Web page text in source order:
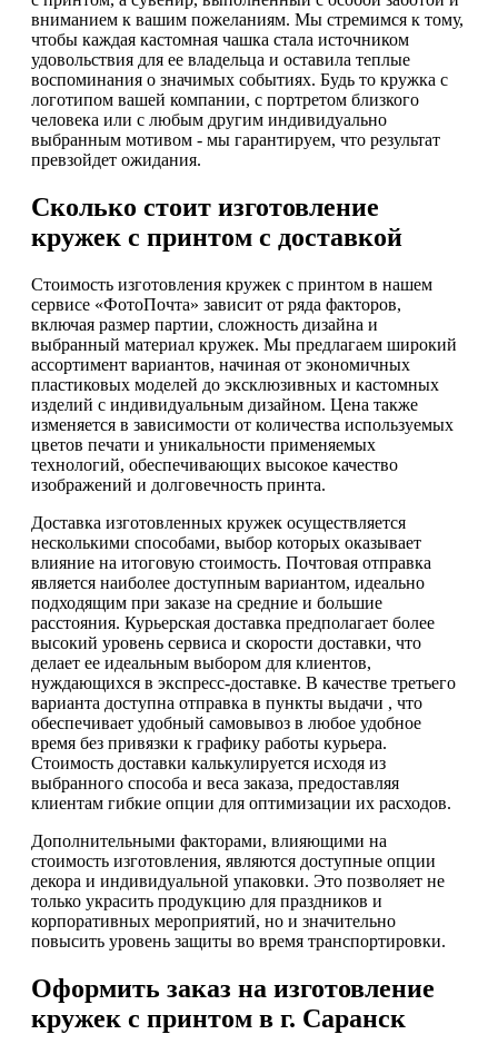
вниманием к вашим пожеланиям. Мы стремимся к тому,
чтобы каждая кастомная чашка стала источником
удовольствия для ее владельца и оставила теплые
воспоминания о значимых событиях. Будь то кружка с
логотипом вашей компании, с портретом близкого
человека или с любым другим индивидуально
выбранным мотивом - мы гарантируем, что результат
превзойдет ожидания.
Сколько стоит изготовление
кружек с принтом с доставкой
Стоимость изготовления кружек с принтом в нашем
сервисе «ФотоПочта» зависит от ряда факторов,
включая размер партии, сложность дизайна и
выбранный материал кружек. Мы предлагаем широкий
ассортимент вариантов, начиная от экономичных
пластиковых моделей до эксклюзивных и кастомных
изделий с индивидуальным дизайном. Цена также
изменяется в зависимости от количества используемых
цветов печати и уникальности применяемых
технологий, обеспечивающих высокое качество
изображений и долговечность принта.
Доставка изготовленных кружек осуществляется
несколькими способами, выбор которых оказывает
влияние на итоговую стоимость. Почтовая отправка
является наиболее доступным вариантом, идеально
подходящим при заказе на средние и большие
расстояния. Курьерская доставка предполагает более
высокий уровень сервиса и скорости доставки, что
делает ее идеальным выбором для клиентов,
нуждающихся в экспресс-доставке. В качестве третьего
варианта доступна отправка в пункты выдачи , что
обеспечивает удобный самовывоз в любое удобное
время без привязки к графику работы курьера.
Стоимость доставки калькулируется исходя из
выбранного способа и веса заказа, предоставляя
клиентам гибкие опции для оптимизации их расходов.
Дополнительными факторами, влияющими на
стоимость изготовления, являются доступные опции
декора и индивидуальной упаковки. Это позволяет не
только украсить продукцию для праздников и
корпоративных мероприятий, но и значительно
повысить уровень защиты во время транспортировки.
Оформить заказ на изготовление
кружек с принтом в г. Саранск